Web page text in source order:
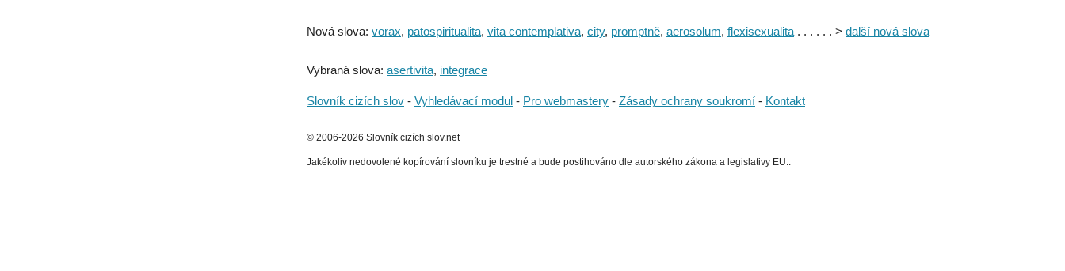
Nová slova: vorax, patospiritualita, vita contemplativa, city, promptně, aerosolum, flexisexualita . . . . . . > další nová slova
Vybraná slova: asertivita, integrace
Slovník cizích slov - Vyhledávací modul - Pro webmastery - Zásady ochrany soukromí - Kontakt
© 2006-2026 Slovník cizích slov.net
Jakékoliv nedovolené kopírování slovníku je trestné a bude postihováno dle autorského zákona a legislativy EU..